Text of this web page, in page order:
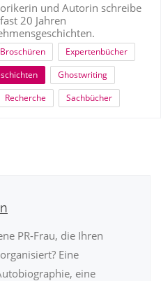
und Autorin schreibe
20 Jahren
Broschüren
Expertenbücher
Ghostwriting
Recherche Sachbücher
PR-Frau, die Ihren
Eine
eine